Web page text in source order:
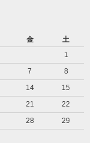
金
土
1
7
8
14
15
21
22
28
29